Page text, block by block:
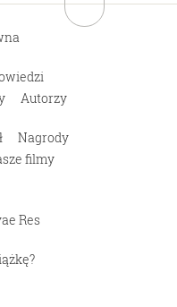
Autorzy
Nagrody
filmy
Res